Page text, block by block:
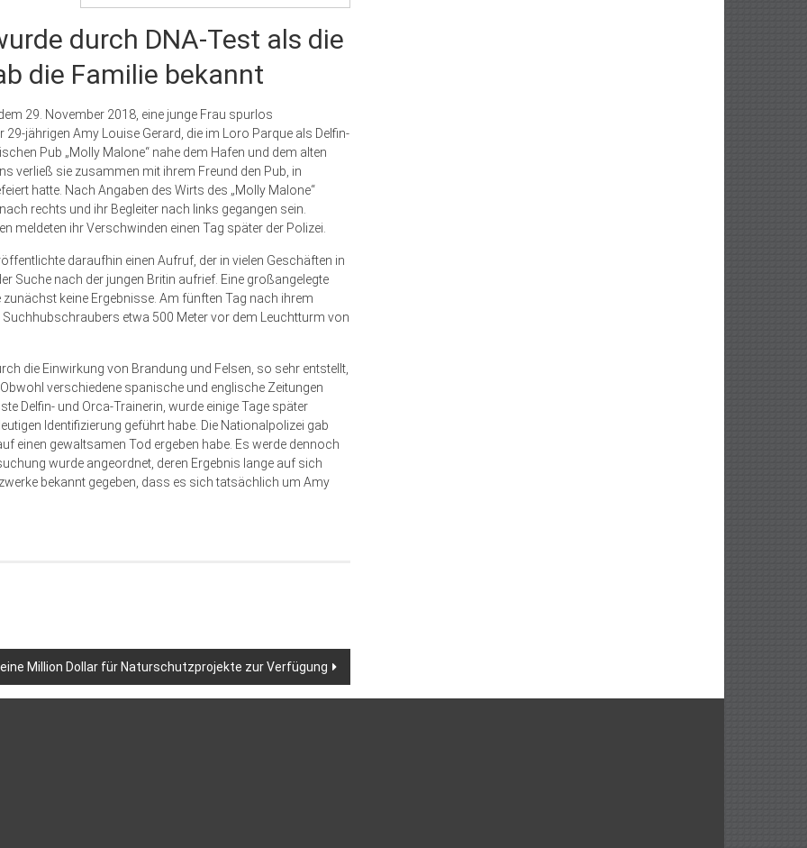
durch DNA-Test als die
die Familie bekannt
29. November 2018, eine junge Frau spurlos
jährigen Amy Louise Gerard, die im Loro Parque als Delfin-
Pub „Molly Malone“ nahe dem Hafen und dem alten
verließ sie zusammen mit ihrem Freund den Pub, in
hatte. Nach Angaben des Wirts des „Molly Malone“
rechts und ihr Begleiter nach links gegangen sein.
meldeten ihr Verschwinden einen Tag später der Polizei.
daraufhin einen Aufruf, der in vielen Geschäften in
Suche nach der jungen Britin aufrief. Eine großangelegte
keine Ergebnisse. Am fünften Tag nach ihrem
etwa 500 Meter vor dem Leuchtturm von
die Einwirkung von Brandung und Felsen, so sehr entstellt,
verschiedene spanische und englische Zeitungen
Delfin- und Orca-Trainerin, wurde einige Tage später
Identifizierung geführt habe. Die Nationalpolizei gab
einen gewaltsamen Tod ergeben habe. Es werde dennoch
wurde angeordnet, deren Ergebnis lan­ge auf sich
bekannt gegeben, dass es sich tatsächlich um Amy
Million Dollar für Naturschutzprojekte zur Verfügung